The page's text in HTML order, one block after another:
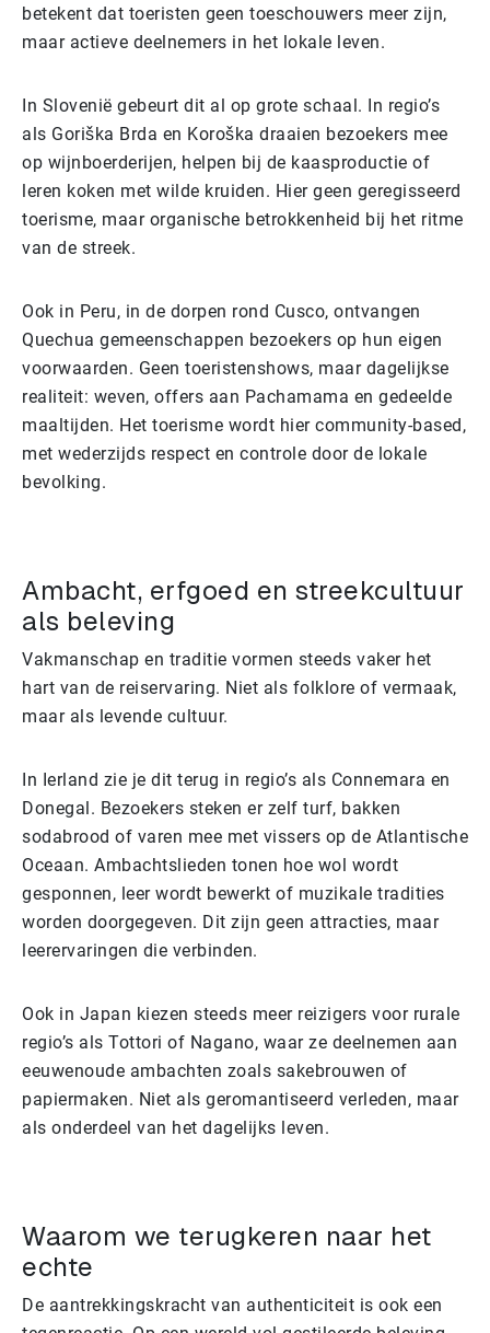
betekent dat toeristen geen toeschouwers meer zijn,
maar actieve deelnemers in het lokale leven.
In Slovenië gebeurt dit al op grote schaal. In regio’s
als Goriška Brda en Koroška draaien bezoekers mee
op wijnboerderijen, helpen bij de kaasproductie of
leren koken met wilde kruiden. Hier geen geregisseerd
toerisme, maar organische betrokkenheid bij het ritme
van de streek.
Ook in Peru, in de dorpen rond Cusco, ontvangen
Quechua gemeenschappen bezoekers op hun eigen
voorwaarden. Geen toeristenshows, maar dagelijkse
realiteit: weven, offers aan Pachamama en gedeelde
maaltijden. Het toerisme wordt hier community-based,
met wederzijds respect en controle door de lokale
bevolking.
Ambacht, erfgoed en streekcultuur
als beleving
Vakmanschap en traditie vormen steeds vaker het
hart van de reiservaring. Niet als folklore of vermaak,
maar als levende cultuur.
In Ierland zie je dit terug in regio’s als Connemara en
Donegal. Bezoekers steken er zelf turf, bakken
sodabrood of varen mee met vissers op de Atlantische
Oceaan. Ambachtslieden tonen hoe wol wordt
gesponnen, leer wordt bewerkt of muzikale tradities
worden doorgegeven. Dit zijn geen attracties, maar
leerervaringen die verbinden.
Ook in Japan kiezen steeds meer reizigers voor rurale
regio’s als Tottori of Nagano, waar ze deelnemen aan
eeuwenoude ambachten zoals sakebrouwen of
papiermaken. Niet als geromantiseerd verleden, maar
als onderdeel van het dagelijks leven.
Waarom we terugkeren naar het
echte
De aantrekkingskracht van authenticiteit is ook een